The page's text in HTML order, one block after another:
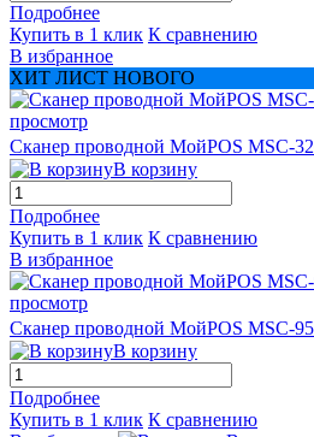
Подробнее
Купить в 1 клик К сравнению
В избранное
ХИТ ЛИСТ НОВОГО
просмотр
Сканер проводной МойPOS MSC-
В корзину
Подробнее
Купить в 1 клик К сравнению
В избранное
просмотр
Сканер проводной МойPOS MSC-
В корзину
Подробнее
Купить в 1 клик К сравнению